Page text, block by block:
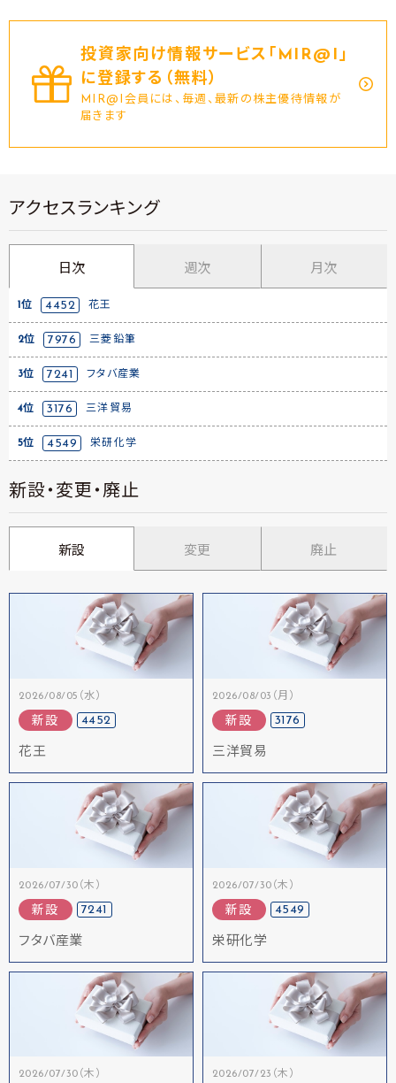
投資家向け情報サービス｢MIR@I｣
に登録する（無料）
MIR@I会員には、毎週、最新の株主優待情報が
届きます
アクセスランキング
日次 週次 月次
1位 4452 花王
2位 7976 三菱鉛筆
3位 7241 フタバ産業
4位 3176 三洋貿易
5位 4549 栄研化学
新設・変更・廃止
新設 変更 廃止
2026/08/05（水）
新設 4452
花王
2026/08/03（月）
新設 3176
三洋貿易
2026/07/30（木）
新設 7241
フタバ産業
2026/07/30（木）
新設 4549
栄研化学
2026/07/30（木） 2026/07/23（木）